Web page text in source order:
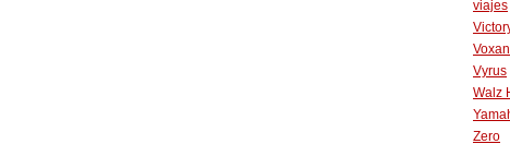
viajes
Voxan
Vyrus
Walz
Zero